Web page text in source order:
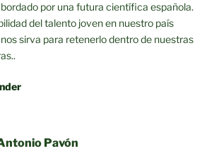
por una futura científica española.
del talento joven en nuestro país
sirva para retenerlo dentro de nuestras
Pavón